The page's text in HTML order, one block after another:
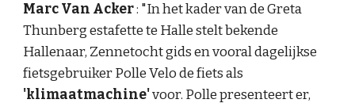
Marc Van Acker: "In het kader van de Greta
Thunberg estafette te Halle stelt bekende
Hallenaar, Zennetocht gids en vooral dagelijkse
fietsgebruiker Polle Velo de fiets als
'klimaatmachine'voor. Polle presenteert er,